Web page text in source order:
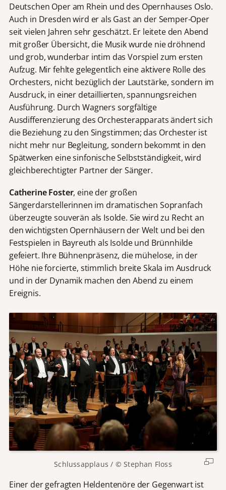
Deutschen Oper am Rhein und des Opernhauses Oslo.
Auch in Dresden wird er als Gast an der Semper-Oper
seit vielen Jahren sehr geschätzt. Er leitete den Abend
mit großer Übersicht, die Musik wurde nie dröhnend
und grob, wunderbar intim das Vorspiel zum ersten
Aufzug. Mir fehlte gelegentlich eine aktivere Rolle des
Orchesters, nicht bezüglich der Lautstärke, sondern im
Ausdruck, in einer detaillierten, spannungsreichen
Ausführung. Durch Wagners sorgfältige
Ausdifferenzierung des Orchesterapparats ändert sich
die Beziehung zu den Singstimmen; das Orchester ist
nicht mehr nur Begleitung, sondern bekommt in den
Spätwerken eine sinfonische Selbstständigkeit, wird
gleichberechtigter Partner der Sänger.
Catherine Foster, eine der großen
Sängerdarstellerinnen im dramatischen Sopranfach
überzeugte souverän als Isolde. Sie wird zu Recht an
den wichtigsten Opernhäusern der Welt und bei den
Festspielen in Bayreuth als Isolde und Brünnhilde
gefeiert. Ihre Bühnenpräsenz, die mühelose, in der
Höhe nie forcierte, stimmlich breite Skala im Ausdruck
und in der Dynamik machen den Abend zu einem
Ereignis.
Schlussapplaus / © Stephan Floss
Einer der gefragten Heldentenöre der Gegenwart ist